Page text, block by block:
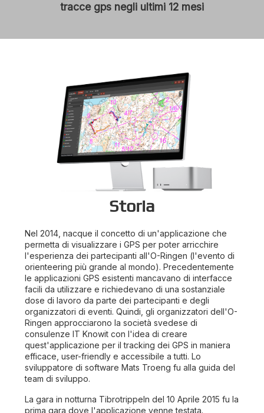
tracce gps negli ultimi 12 mesi
Storia
Nel 2014, nacque il concetto di un'applicazione che
permetta di visualizzare i GPS per poter arricchire
l'esperienza dei partecipanti all'O-Ringen (l'evento di
orienteering più grande al mondo). Precedentemente
le applicazioni GPS esistenti mancavano di interfacce
facili da utilizzare e richiedevano di una sostanziale
dose di lavoro da parte dei partecipanti e degli
organizzatori di eventi. Quindi, gli organizzatori dell'O-
Ringen approcciarono la società svedese di
consulenze IT Knowit con l'idea di creare
quest'applicazione per il tracking dei GPS in maniera
efficace, user-friendly e accessibile a tutti. Lo
sviluppatore di software Mats Troeng fu alla guida del
team di sviluppo.
La gara in notturna Tibrotrippeln del 10 Aprile 2015 fu la
prima gara dove l'applicazione venne testata.